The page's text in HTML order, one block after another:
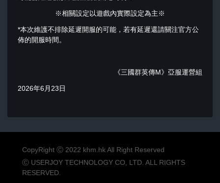
※相關設定以遊戲內實際設定為主※
*本次維護不排除延遲開服的可能，若有延遲還請關注官方公
佈的開服時間。
《三國群英傳M》亞服運營組
2026年6月23日
CopyRight Ⓒ 2022 khm.hk All Right Reserved
Ⓒ USERJOY TECHNOLOGY CO, LTD. ALL RIGHTS
RESERVED.